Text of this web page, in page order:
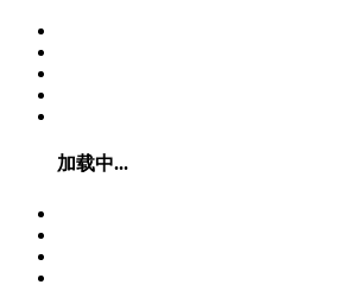
加载中...